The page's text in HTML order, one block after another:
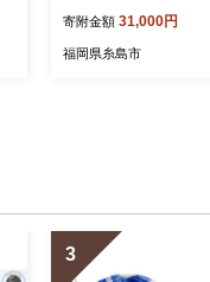
09] お茶碗 食器
寄附金額 31,000円
福岡県糸島市
3